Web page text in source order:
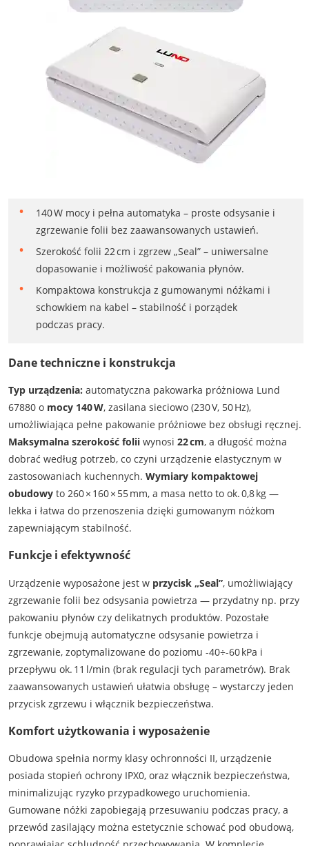
140 W mocy i pełna automatyka – proste odsysanie i
zgrzewanie folii bez zaawansowanych ustawień.
Szerokość folii 22 cm i zgrzew „Seal” – uniwersalne
dopasowanie i możliwość pakowania płynów.
Kompaktowa konstrukcja z gumowanymi nóżkami i
schowkiem na kabel – stabilność i porządek
podczas pracy.
Dane techniczne i konstrukcja
Typ urządzenia: automatyczna pakowarka próżniowa Lund
67880 o mocy 140 W, zasilana sieciowo (230 V, 50 Hz),
umożliwiająca pełne pakowanie próżniowe bez obsługi ręcznej.
Maksymalna szerokość foliiwynosi 22 cm, a długość można
dobrać według potrzeb, co czyni urządzenie elastycznym w
zastosowaniach kuchennych. Wymiary kompaktowej
obudowyto 260 × 160 × 55 mm, a masa netto to ok. 0,8 kg —
lekka i łatwa do przenoszenia dzięki gumowanym nóżkom
zapewniającym stabilność.
Funkcje i efektywność
Urządzenie wyposażone jest w przycisk „Seal”, umożliwiający
zgrzewanie folii bez odsysania powietrza — przydatny np. przy
pakowaniu płynów czy delikatnych produktów. Pozostałe
funkcje obejmują automatyczne odsysanie powietrza i
zgrzewanie, zoptymalizowane do poziomu -40÷-60 kPa i
przepływu ok. 11 l/min (brak regulacji tych parametrów). Brak
zaawansowanych ustawień ułatwia obsługę – wystarczy jeden
przycisk zgrzewu i włącznik bezpieczeństwa.
Komfort użytkowania i wyposażenie
Obudowa spełnia normy klasy ochronności II, urządzenie
posiada stopień ochrony IPX0, oraz włącznik bezpieczeństwa,
minimalizując ryzyko przypadkowego uruchomienia.
Gumowane nóżki zapobiegają przesuwaniu podczas pracy, a
przewód zasilający można estetycznie schować pod obudową,